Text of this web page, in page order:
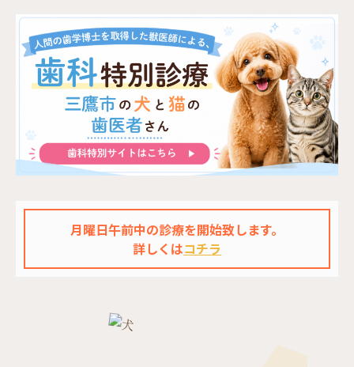
月曜日午前中の診療を開始致します。
詳しくはコチラ